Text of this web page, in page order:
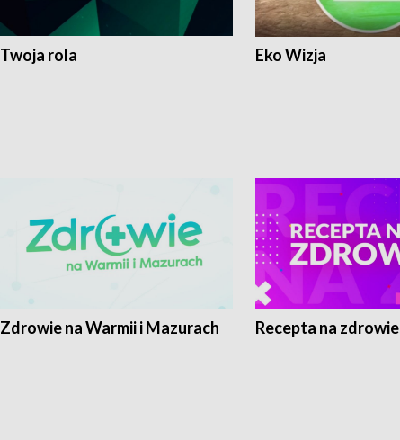
Twoja rola Eko Wizja
Zdrowie na Warmii i Mazurach Recepta na zdrowie